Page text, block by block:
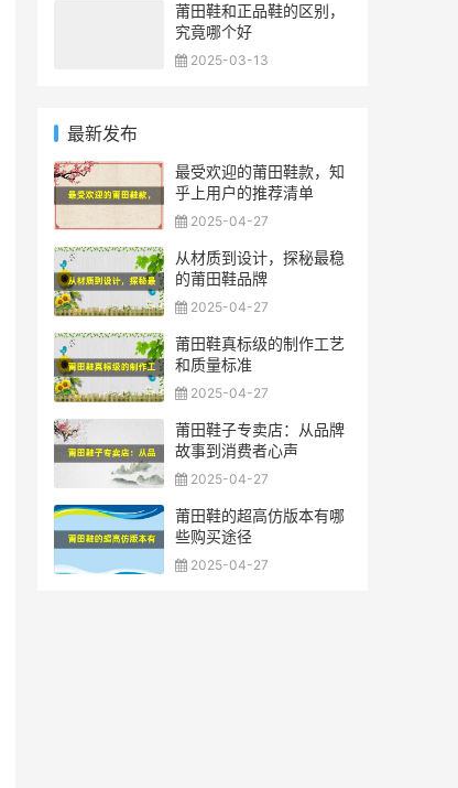
莆田鞋和正品鞋的区别，
究竟哪个好
2025-03-13
最新发布
最受欢迎的莆田鞋款，知
乎上用户的推荐清单
2025-04-27
从材质到设计，探秘最稳
的莆田鞋品牌
2025-04-27
莆田鞋真标级的制作工艺
和质量标准
2025-04-27
莆田鞋子专卖店：从品牌
故事到消费者心声
2025-04-27
莆田鞋的超高仿版本有哪
些购买途径
2025-04-27